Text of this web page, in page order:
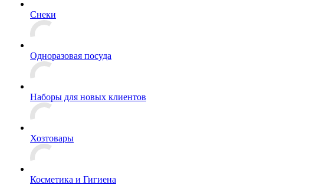
Снеки
Одноразовая посуда
Наборы для новых клиентов
Хозтовары
Косметика и Гигиена